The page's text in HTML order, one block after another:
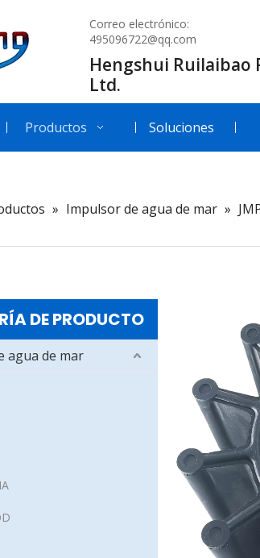
Correo electrónico:
495096722@qq.com
Hengshui Ruilaibao
Ltd.
Productos Soluciones
» Impulsor de agua de mar »
DE PRODUCTO
agua de mar